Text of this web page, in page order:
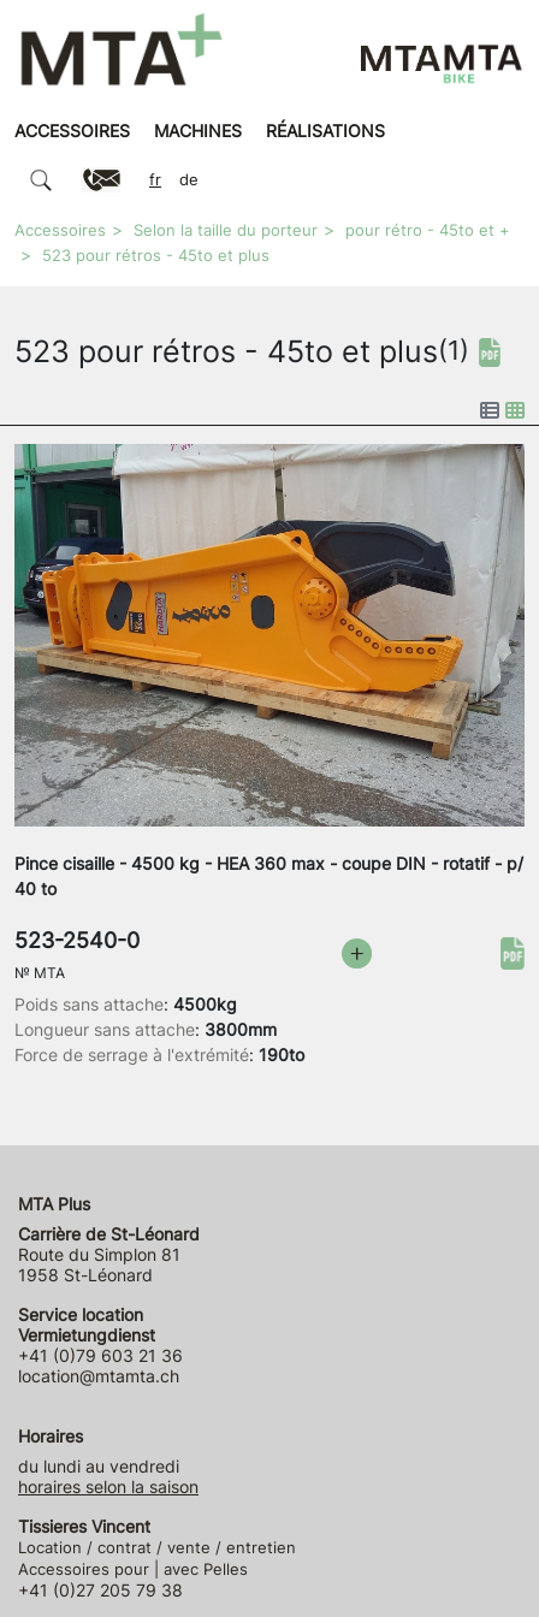
ACCESSOIRES MACHINES RÉALISATIONS
fr de
Accessoires Selon la taille du porteur
pour rétro - 45to et +
523 pour rétros - 45to et plus
523 pour rétros - 45to et plus(1)
Pince cisaille - 4500 kg - HEA 360 max - coupe DIN - rotatif - p/
40 to
Poids sans attache: 4500kg
Longueur sans attache: 3800mm
Force de serrage à l'extrémité: 190to
523-2540-0
№ MTA
MTA Plus
Carrière de St-Léonard
Route du Simplon 81
1958 St-Léonard
Service location
Vermietungdienst
+41 (0)79 603 21 36
location@mtamta.ch
Horaires
du lundi au vendredi
horaires selon la saison
Tissieres Vincent
Location / contrat / vente / entretien
Accessoires pour | avec Pelles
+41 (0)27 205 79 38